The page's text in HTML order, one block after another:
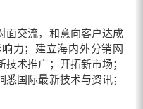
交流，和意向客户达成
力；建立海内外分销网
术推广；开拓新市场；
国际最新技术与资讯；